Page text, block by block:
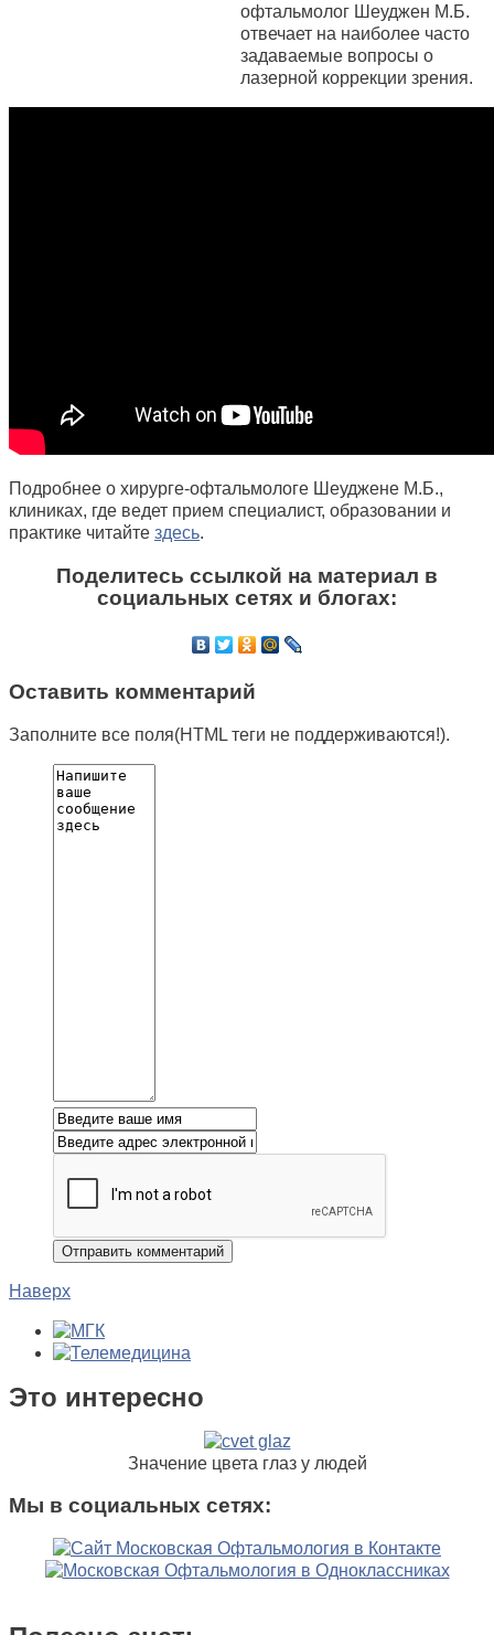
офтальмолог Шеуджен М.Б.
отвечает на наиболее часто
задаваемые вопросы о
лазерной коррекции зрения.
Подробнее о хирурге-офтальмологе Шеуджене М.Б.,
клиниках, где ведет прием специалист, образовании и
практике читайте здесь.
Поделитесь ссылкой на материал в
социальных сетях и блогах:
Оставить комментарий
Заполните все поля(HTML теги не поддерживаются!).
Наверх
Это интересно
Значение цвета глаз у людей
Мы в социальных сетях: